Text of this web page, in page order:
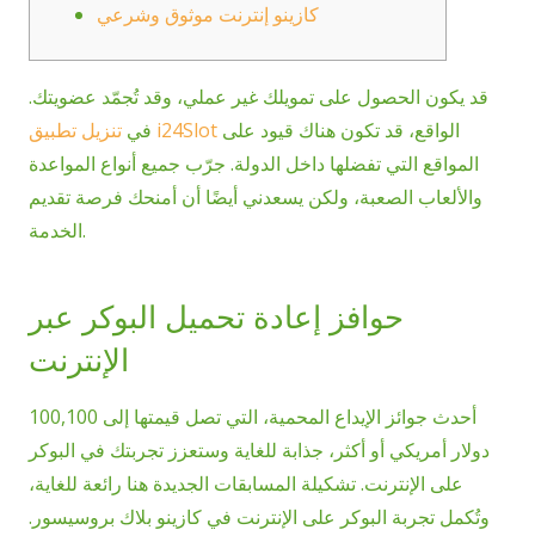
كازينو إنترنت موثوق وشرعي
قد يكون الحصول على تمويلك غير عملي، وقد تُجمّد عضويتك.
في تنزيل تطبيق i24Slot
المواقع التي تفضلها داخل الدولة. جرّب جميع أنواع المواعدة
والألعاب الصعبة، ولكن يسعدني أيضًا أن أمنحك فرصة تقديم
الخدمة.
حوافز إعادة تحميل البوكر عبر
الإنترنت
أحدث جوائز الإيداع المحمية، التي تصل قيمتها إلى 100,100
دولار أمريكي أو أكثر، جذابة للغاية وستعزز تجربتك في البوكر
على الإنترنت.تشكيلة المسابقات الجديدة هنا رائعة للغاية،
وتُكمل تجربة البوكر على الإنترنت في كازينو بلاك بروسيسور.